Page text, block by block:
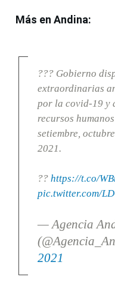
Más en Andina:
??? Gobierno
extraordinarias
por la covid-19 y
recursos
setiembre,
2021.
?? https://t.co/
pic.twitter.com/
— Agencia
2021